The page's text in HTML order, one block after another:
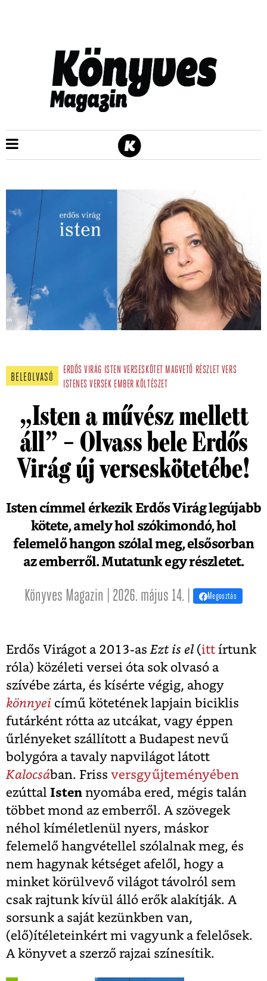
BELEOLVASÓ
ERDŐS VIRÁG ISTEN VERSESKÖTET MAGVETŐ RÉSZLET VERS
ISTENES VERSEK EMBER KÖLTÉSZET
„Isten a művész mellett
áll” – Olvass bele Erdős
Virág új verseskötetébe!
Isten címmel érkezik Erdős Virág legújabb
kötete, amely hol szókimondó, hol
felemelő hangon szólal meg, elsősorban
az emberről. Mutatunk egy részletet.
Könyves Magazin | 2026. május 14. | Megosztás
Erdős Virágot a 2013-as Ezt is el (itt írtunk
róla) közéleti versei óta sok olvasó a
szívébe zárta, és kísérte végig, ahogy
könnyei című kötetének lapjain biciklis
futárként rótta az utcákat, vagy éppen
űrlényeket szállított a Budapest nevű
bolygóra a tavaly napvilágot látott
Kalocsában. Friss versgyűjteményében
ezúttal Isten nyomába ered, mégis talán
többet mond az emberről. A szövegek
néhol kíméletlenül nyers, máskor
felemelő hangvétellel szólalnak meg, és
nem hagynak kétséget afelől, hogy a
minket körülvevő világot távolról sem
csak rajtunk kívül álló erők alakítják. A
sorsunk a saját kezünkben van,
(elő)ítéleteinkért mi vagyunk a felelősek.
A könyvet a szerző rajzai színesítik.